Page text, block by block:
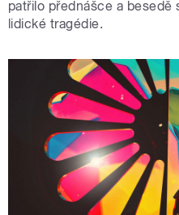
patřilo přednášce a besedě
lidické tragédie.